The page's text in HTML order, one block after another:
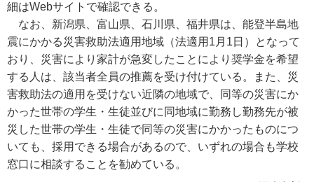
細はWebサイトで確認できる。
なお、新潟県、富山県、石川県、福井県は、能登半島地
震にかかる災害救助法適用地域（法適用1月1日）となって
おり、災害により家計が急変したことにより奨学金を希望
する人は、該当者全員の推薦を受け付けている。また、災
害救助法の適用を受けない近隣の地域で、同等の災害にか
かった世帯の学生・生徒並びに同地域に勤務し勤務先が被
災した世帯の学生・生徒で同等の災害にかかったものにつ
いても、採用できる場合があるので、いずれの場合も学校
窓口に相談することを勧めている。